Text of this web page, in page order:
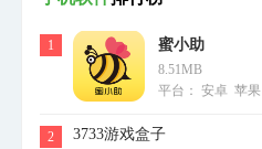
1 蜜小助
8.51MB
平台： 安卓 苹果
2 3733游戏盒子